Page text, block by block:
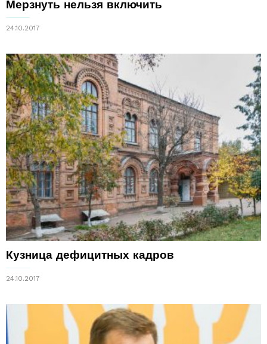
Мерзнуть нельзя включить
24.10.2017
Кузница дефицитных кадров
24.10.2017